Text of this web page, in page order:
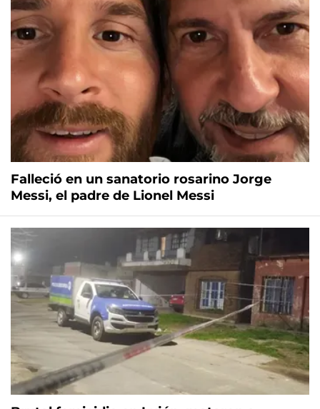
Falleció en un sanatorio rosarino Jorge
Messi, el padre de Lionel Messi